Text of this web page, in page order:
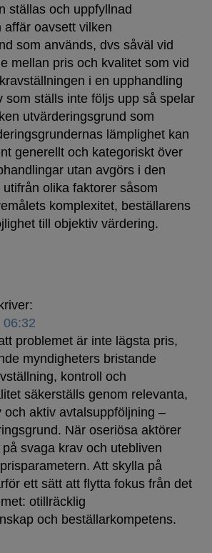
ställas och uppfyllnad
affär oavsett vilken
som används, dvs såväl vid
mellan pris och kvalitet som vid
i en upphandling
som ställs inte följs upp så spelar
utvärderingsgrund som
lämplighet kan
generellt och kategoriskt över
utan avgörs i den
olika faktorer såsom
komplexitet, beställarens
till objektiv värdering.
06:32
problemet är inte lägsta pris,
myndigheters bristande
kontroll och
säkerställs genom relevanta,
och aktiv avtalsuppföljning –
När oseriösa aktörer
svaga krav och utebliven
Att skylla på
ett sätt att flytta fokus från det
otillräcklig
och beställarkompetens.